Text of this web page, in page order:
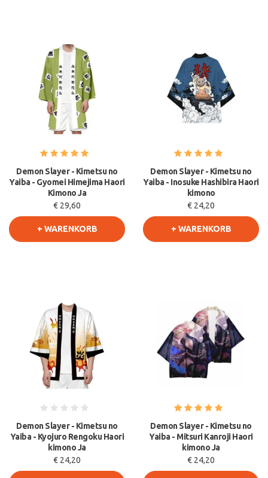
Demon Slayer - Kimetsu no
Yaiba - Gyomei Himejima Haori
Kimono Ja
€ 29,60
+ WARENKORB
Demon Slayer - Kimetsu no
Yaiba - Inosuke Hashibira Haori
kimono
€ 24,20
+ WARENKORB
Demon Slayer - Kimetsu no
Yaiba - Kyojuro Rengoku Haori
kimono Ja
€ 24,20
Demon Slayer - Kimetsu no
Yaiba - Mitsuri Kanroji Haori
kimono Ja
€ 24,20